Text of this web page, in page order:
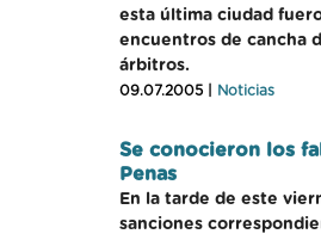
esta última ciudad
encuentros de cancha
árbitros.
09.07.2005 | Noticias
Se conocieron los
Penas
En la tarde de este
sanciones